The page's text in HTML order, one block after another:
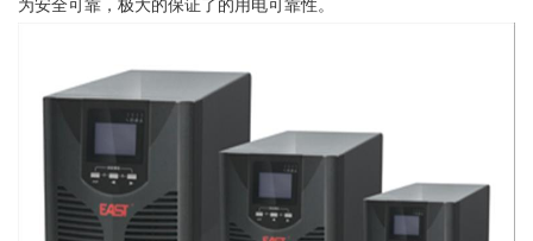
为安全可靠，极大的保证了的用电可靠性。